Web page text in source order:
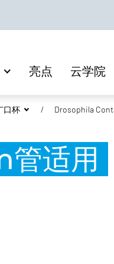
亮点 云学院
口杯 Drosophila
适用